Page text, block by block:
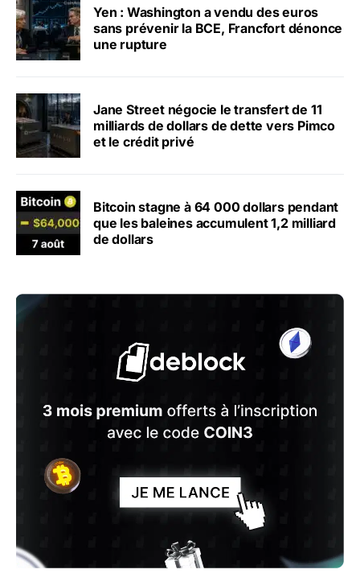
Yen : Washington a vendu des euros
sans prévenir la BCE, Francfort dénonce
une rupture
Jane Street négocie le transfert de 11
milliards de dollars de dette vers Pimco
et le crédit privé
Bitcoin stagne à 64 000 dollars pendant
que les baleines accumulent 1,2 milliard
de dollars